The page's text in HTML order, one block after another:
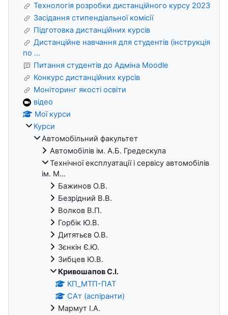
Технологія розробки дистанційного курсу 2023
Засідання стипендіальної комісії
Підготовка дистанційних курсів
Дистанційне навчання для студентів (інструкція
по ...
Питання студентів до Адміна Moodle
Конкурс дистанційних курсів
Моніторинг якості освіти
відео
Мої курси
Курси
Автомобільний факультет
Автомобілів ім. А.Б. Гредескула
Технічної експлуатації і сервісу автомобілів
ім. М...
Бажинов О.В.
Безрідний В.В.
Волков В.П.
Горбік Ю.В.
Дитятьєв О.В.
Зєнкін Є.Ю.
Зибцев Ю.В.
Кривошапов С.І.
КП_МТП-ПАТ
САт (аспіранти)
Мармут І.А.